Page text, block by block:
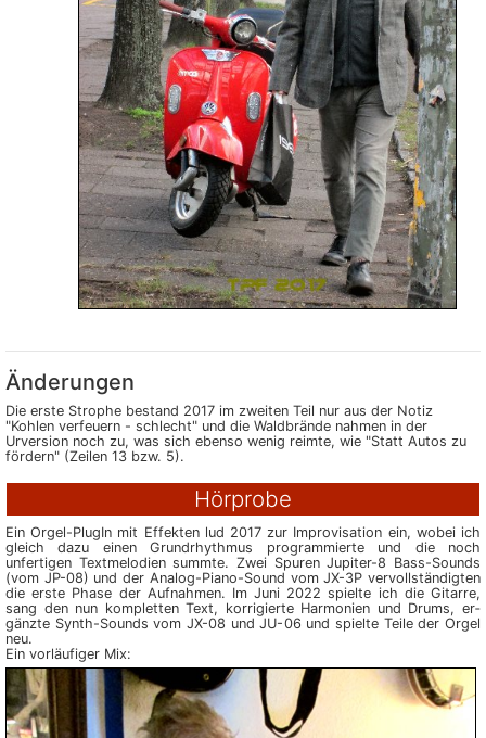
Änderungen
Die erste Strophe bestand 2017 im zweiten Teil nur aus der Notiz
"Kohlen verfeuern - schlecht" und die Waldbrände nahmen in der
Urversion noch zu, was sich ebenso wenig reimte, wie "Statt Autos zu
fördern" (Zeilen 13 bzw. 5).
Hörprobe
Ein Orgel-PlugIn mit Effe­kten lud 2017 zur Im­pro­vi­sation ein, wobei ich
gleich dazu einen Grund­rhyth­mus pro­gram­mierte und die noch
unfertigen Text­me­lo­dien summte. Zwei Spuren Jupiter-8 Bass-Sounds
(vom JP-08) und der Analog-Piano-Sound vom JX-3P ver­voll­ständigten
die erste Phase der Auf­nahmen. Im Juni 2022 spielte ich die Gitarre,
sang den nun kom­plet­ten Text, korri­gierte Har­monien und Drums, er­
gänz­te Synth-Sounds vom JX-08 und JU-06 und spielte Teile der Orgel
neu.
Ein vorläufiger Mix: